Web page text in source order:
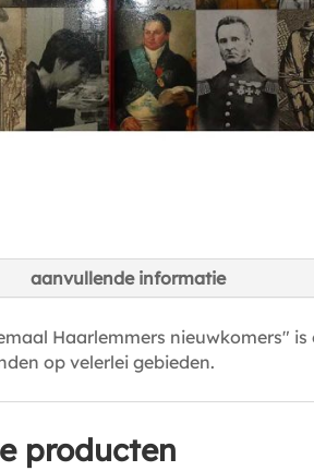
aanvullende informatie
Haarlemmers nieuwkomers"
op velerlei gebieden.
producten